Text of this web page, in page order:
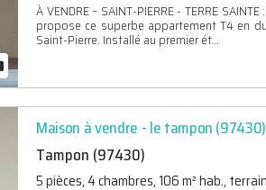
À VENDRE – SAINT-PIERRE - TERRE
propose ce superbe appartement T4 en
Saint-Pierre. Installé au premier ét...
Maison à vendre - le tampon (97430)
Tampon (97430)
5 pièces, 4 chambres, 106 m² hab.,